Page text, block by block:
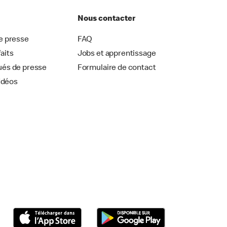
presse
de presse
Nous contacter
FAQ
Jobs et apprentissage
Formulaire de contact